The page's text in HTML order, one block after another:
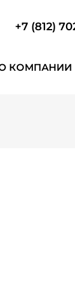
+7 (812)
КОМПАНИИ